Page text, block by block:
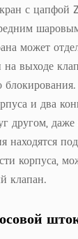
с
может
выходе
и два
другом,
находятся
корпуса,
клапан.